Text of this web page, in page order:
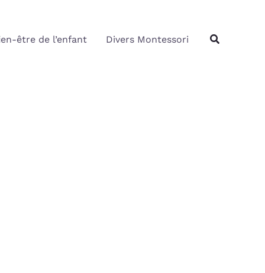
être de l’enfant Divers Montessori